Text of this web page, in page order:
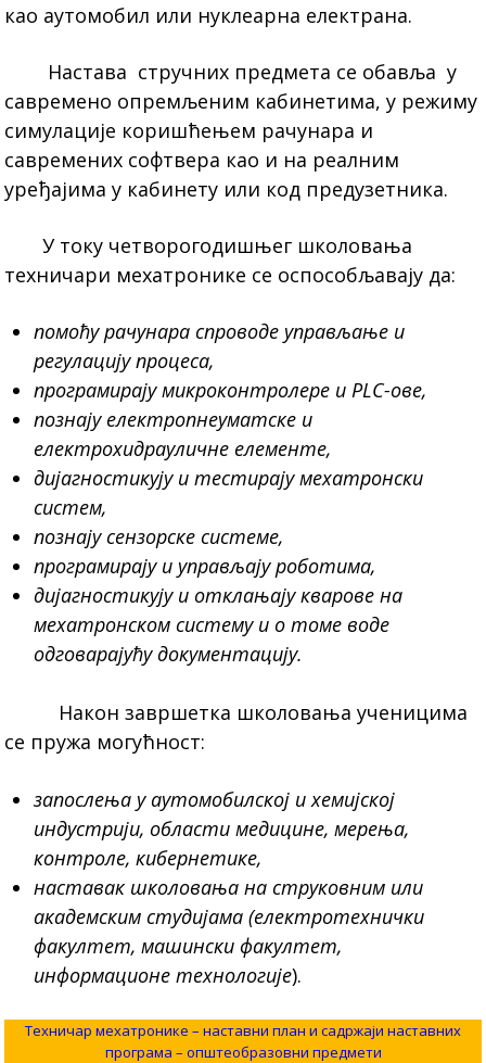
као аутомобил или нуклеарна електрана.
Настава стручних предмета се обавља у
савремено опремљеним кабинетима, у режиму
симулације коришћењем рачунара и
савремених софтвера као и на реалним
уређајима у кабинету или код предузетника.
У току четворогодишњег школовања
техничари мехатронике се оспособљавају да:
помоћу рачунара спроводе управљање и
регулацију процеса,
програмирају микроконтролере иPLC-ове,
познају електропнеуматске и
електрохидрауличне елементе,
дијагностикују и тестирају мехатронски
систем,
познају сензорске системе,
програмирају и управљају роботима,
дијагностикују и отклањају кварове на
мехатронском систему и о томе воде
одговарајућу документацију.
Након завршетка школовања ученицима
се пружа могућност:
запослења у аутомобилској и хемијској
индустрији, области медицине, мерења,
контроле, кибернетике,
наставак школовања на струковним или
академским студијама (електротехнички
факултет, машински факултет,
информационе технологије).
Техничар мехатронике – наставни план и садржаји наставних
програма – општеобразовни предмети